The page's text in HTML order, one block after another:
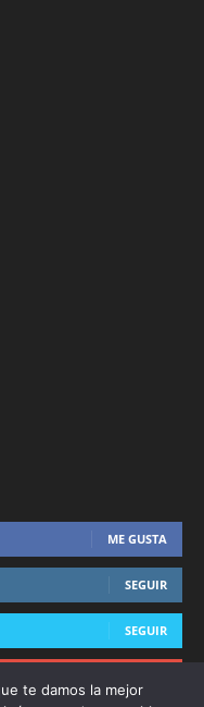
ME GUSTA
SEGUIR
SEGUIR
te damos la mejor